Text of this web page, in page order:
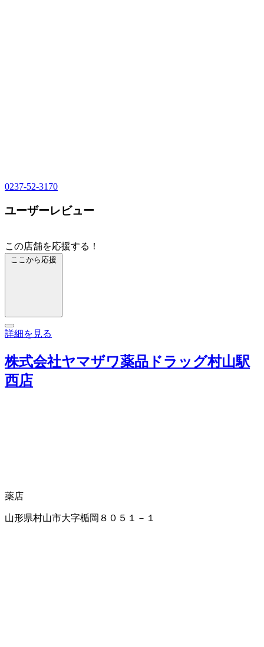
0237-52-3170
ユーザーレビュー
この店舗を応援する！
ここから応援
詳細を見る
株式会社ヤマザワ薬品ドラッグ村山駅
西店
薬店
山形県村山市大字楯岡８０５１－１